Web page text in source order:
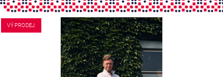
VÝPRODEJ